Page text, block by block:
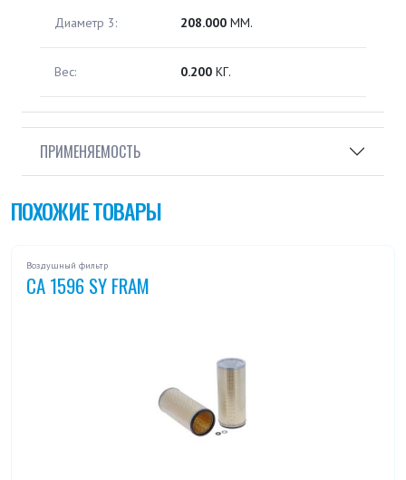
Диаметр 3: 208.000 ММ.
Вес: 0.200 КГ.
ПРИМЕНЯЕМОСТЬ
ПОХОЖИЕ ТОВАРЫ
Воздушный фильтр
CA 1596 SY FRAM